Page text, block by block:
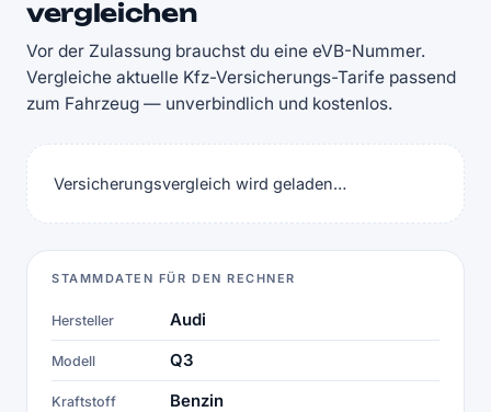
vergleichen
Vor der Zulassung brauchst du eine eVB-Nummer.
Vergleiche aktuelle Kfz-Versicherungs-Tarife passend
zum Fahrzeug — unverbindlich und kostenlos.
Versicherungsvergleich wird geladen…
STAMMDATEN FÜR DEN RECHNER
Hersteller Audi
Modell Q3
Kraftstoff Benzin